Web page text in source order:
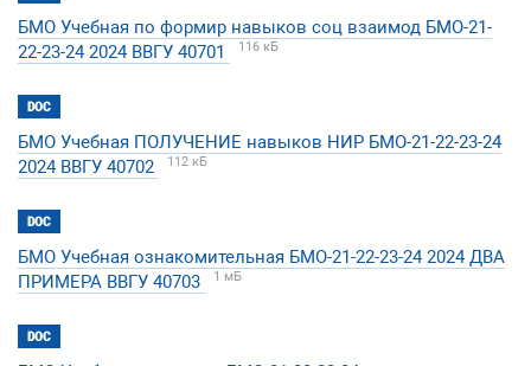
БМО Учебная по формир навыков соц взаимод БМО-21-
22-23-24 2024 ВВГУ 40701
116 кБ
DOC
БМО Учебная ПОЛУЧЕНИЕ навыков НИР БМО-21-22-23-24
2024 ВВГУ 40702
112 кБ
DOC
БМО Учебная ознакомительная БМО-21-22-23-24 2024 ДВА
ПРИМЕРА ВВГУ 40703
1 мБ
DOC